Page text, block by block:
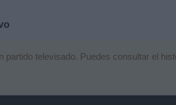
partido televisado. Puedes consultar el